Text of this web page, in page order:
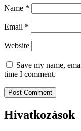
Name *
Email *
Website
Save my name,
time I comment.
Hivatkozások